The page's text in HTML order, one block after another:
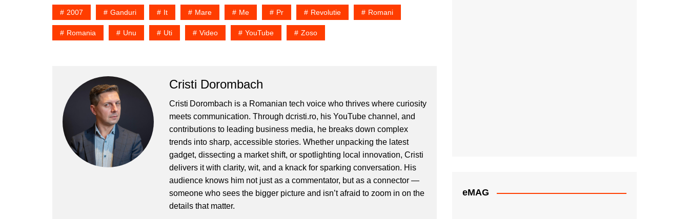
2007 Ganduri It Mare Me Pr Revolutie Romani
Romania Unu Uti Video YouTube Zoso
Cristi Dorombach
Cristi Dorombach is a Romanian tech voice who thrives where curiosity
meets communication. Through dcristi.ro, his YouTube channel, and
contributions to leading business media, he breaks down complex
trends into sharp, accessible stories. Whether unpacking the latest
gadget, dissecting a market shift, or spotlighting local innovation, Cristi
delivers it with clarity, wit, and a knack for sparking conversation. His
audience knows him not just as a commentator, but as a connector —
someone who sees the bigger picture and isn’t afraid to zoom in on the
details that matter.
eMAG